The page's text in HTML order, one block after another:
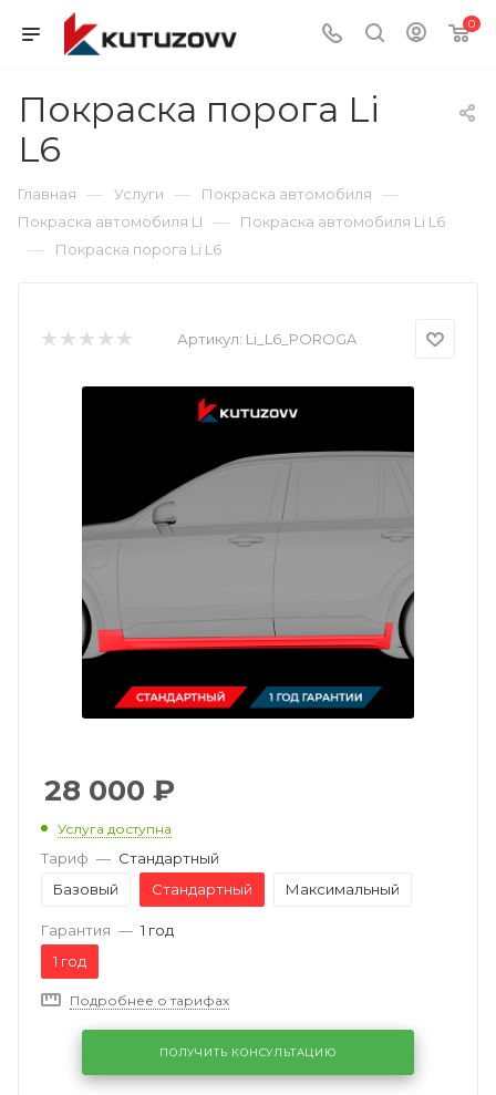
0
Покраска порога Li
L6
Главная — Услуги — Покраска автомобиля —
Покраска автомобиля LI — Покраска автомобиля Li L6
— Покраска порога Li L6
Артикул: Li_L6_POROGA
28 000 ₽
Услуга доступна
Тариф — Стандартный
Базовый
Стандартный Максимальный
Гарантия — 1 год
1 год
Подробнее о тарифах
ПОЛУЧИТЬ КОНСУЛЬТАЦИЮ